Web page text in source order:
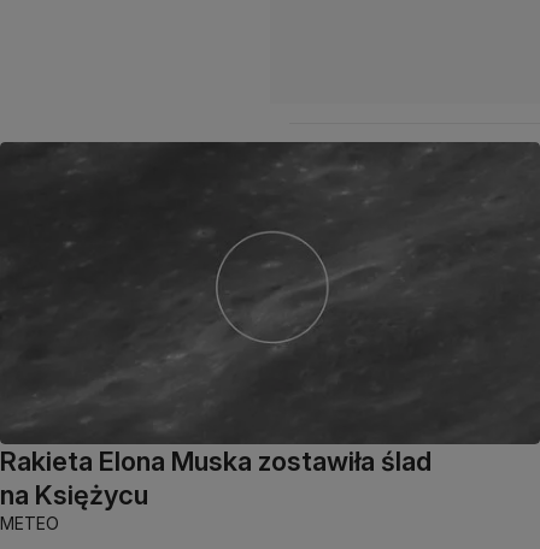
Rakieta Elona Muska zostawiła ślad
na Księżycu
METEO